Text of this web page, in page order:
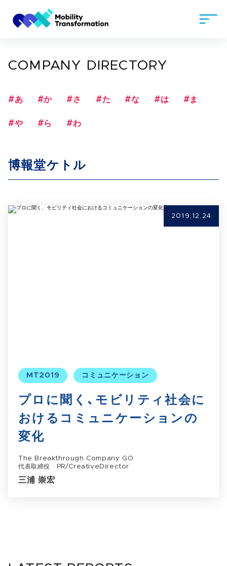
COMPANY DIRECTORY
#あ #か #さ #た #な #は #ま
#や #ら #わ
博報堂ケトル
MT2019 コミュニケーション
プロに聞く、モビリティ社会に
おけるコミュニケーションの
変化
2019.12.24
The Breakthrough Company GO
代表取締役 PR/CreativeDirector
三浦 崇宏